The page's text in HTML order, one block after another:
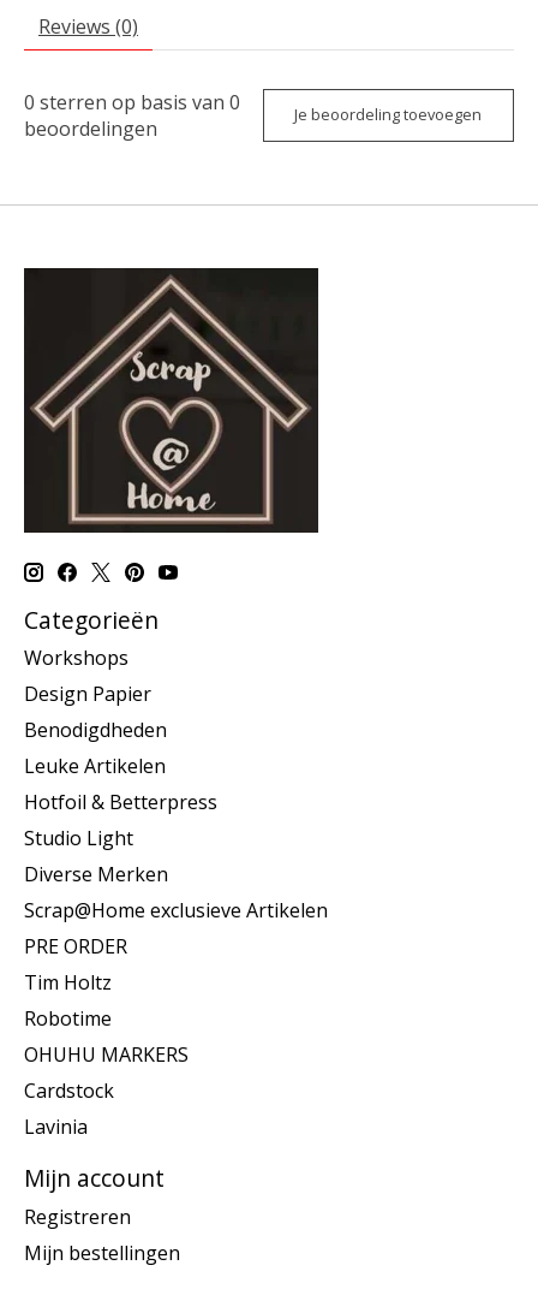
Reviews (0)
0 sterren op basis van 0
beoordelingen
Je beoordeling toevoegen
Categorieën
Workshops
Design Papier
Benodigdheden
Leuke Artikelen
Hotfoil & Betterpress
Studio Light
Diverse Merken
Scrap@Home exclusieve Artikelen
PRE ORDER
Tim Holtz
Robotime
OHUHU MARKERS
Cardstock
Lavinia
Mijn account
Registreren
Mijn bestellingen